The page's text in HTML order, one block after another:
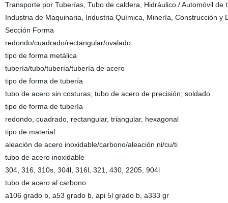
Transporte por Tuberías, Tubo de caldera, Hidráulico / Automóvil
Industria de Maquinaria, Industria Química, Minería, Construcción y
Sección Forma
redondo/cuadrado/rectangular/ovalado
tipo de forma metálica
tubería/tubo/tubería/tubería de acero
tipo de forma de tubería
tubo de acero sin costuras; tubo de acero de precisión; soldado
tipo de forma de tubería
redondo, cuadrado, rectangular, triangular, hexagonal
tipo de material
aleación de acero inoxidable/carbono/aleación ni/cu/ti
tubo de acero inoxidable
304, 316, 310s, 304l, 316l, 321, 430, 2205, 904l
tubo de acero al carbono
a106 grado b, a53 grado b, api 5l grado b, a333 gr